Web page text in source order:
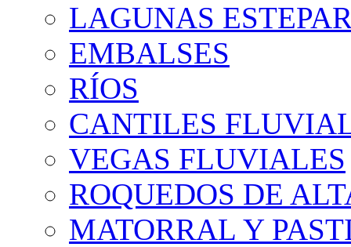
LAGUNAS
EMBALSES
RÍOS
CANTILES
VEGAS FLUVIALES
ROQUEDOS DE
MATORRAL Y